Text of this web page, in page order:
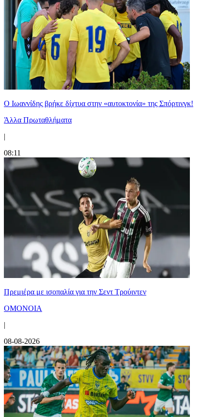
Ο Ιωαννίδης βρήκε δίχτυα στην «αυτοκτονία» της Σπόρτινγκ!
Άλλα Πρωταθλήματα
|
08:11
Πρεμιέρα με ισοπαλία για την Σεντ Τρούιντεν
ΟΜΟΝΟΙΑ
|
08-08-2026